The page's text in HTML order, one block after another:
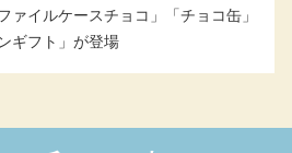
ァイルケースチョコ」「チョコ缶」
ギフト」が登場